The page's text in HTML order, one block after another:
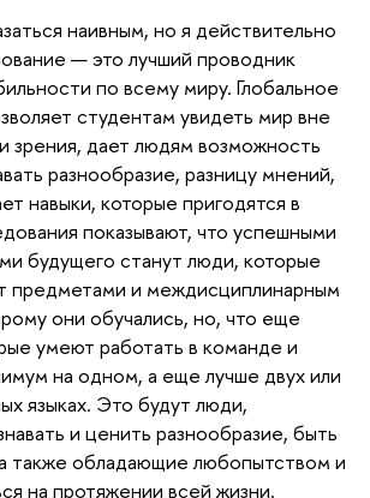
наивным, но я действительно
— это лучший проводник
по всему миру. Глобальное
студентам увидеть мир вне
зрения, дает людям возможность
разнообразие, разницу мнений,
навыки, которые пригодятся в
показывают, что успешными
будущего станут люди, которые
предметами и междисциплинарным
они обучались, но, что еще
умеют работать в команде и
на одном, а еще лучше двух или
языках. Это будут люди,
и ценить разнообразие, быть
также обладающие любопытством и
на протяжении всей жизни.